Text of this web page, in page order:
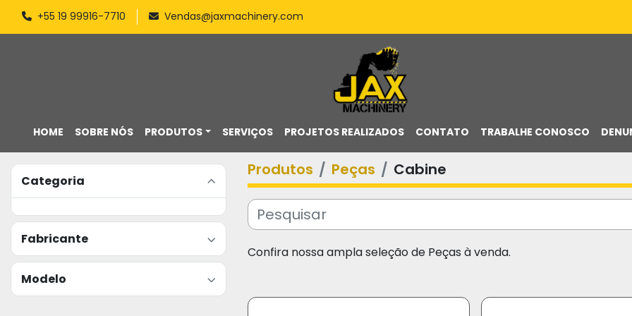
+55 19 99916-7710 Vendas@jaxmachinery.com
HOME PRODUTOS
SOBRE NÓS SERVIÇOS PROJETOS REALIZADOS CONTATO TRABALHE CONOSCO
Categoria
Fabricante
Modelo
Produtos Peças Cabine
Confira nossa ampla seleção de Peças à venda.